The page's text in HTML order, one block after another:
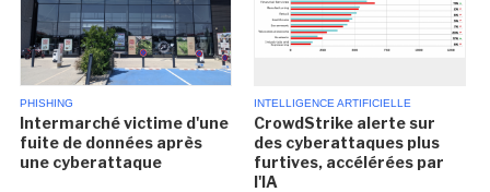
PHISHING
Intermarché victime d'une
fuite de données après
une cyberattaque
INTELLIGENCE ARTIFICIELLE
CrowdStrike alerte sur
des cyberattaques plus
furtives, accélérées par
l'IA